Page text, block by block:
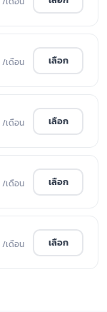
/เดือน เลือก
/เดือน เลือก
/เดือน เลือก
/เดือน เลือก